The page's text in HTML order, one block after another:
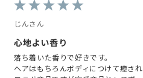
じんさん
心地よい香り
落ち着いた香りで好きです。
ヘアはもちろんボディにつけて癒され